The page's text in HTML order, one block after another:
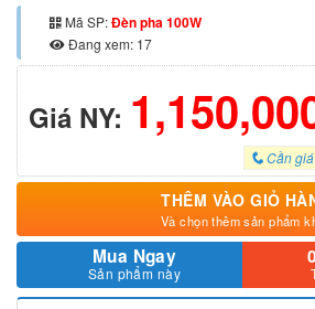
Mã SP:Đèn pha 100W
Đang xem: 17
Giá NY:
Cần
THÊM VÀO GIỎ
Và chọn thêm sản phẩm
Mua Ngay
Sản phẩm này